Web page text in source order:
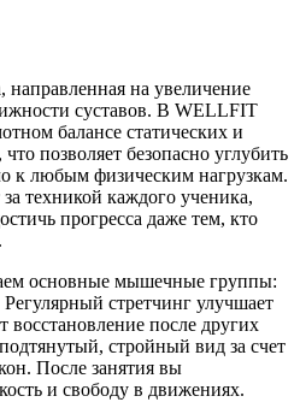
на увеличение
суставов. В WELLFIT
балансе статических и
позволяет безопасно углубить
к любым физическим нагрузкам.
техникой каждого ученика,
прогресса даже тем, кто
основные мышечные группы:
стретчинг улучшает
восстановление после других
стройный вид за счет
После занятия вы
и свободу в движениях.